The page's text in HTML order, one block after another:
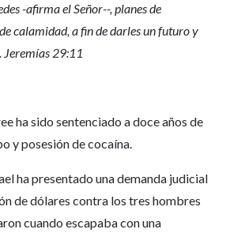
-afirma el Señor--, planes de
calamidad, a fin de darles un futuro y
Jeremías 29:11
ha sido sentenciado a doce años de
y posesión de cocaína.
ha presentado una demanda judicial
de dólares contra los tres hombres
cuando escapaba con una